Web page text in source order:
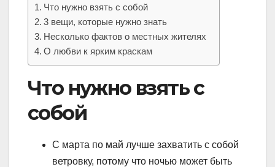
Что нужно взять с собой
3 вещи, которые нужно знать
Несколько фактов о местных жителях
О любви к ярким краскам
Что нужно взять с
собой
С марта по май лучше захватить с собой
ветровку, потому что ночью может быть